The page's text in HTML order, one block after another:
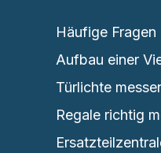
Häufige Fragen
Aufbau einer
Türlichte
Regale richtig